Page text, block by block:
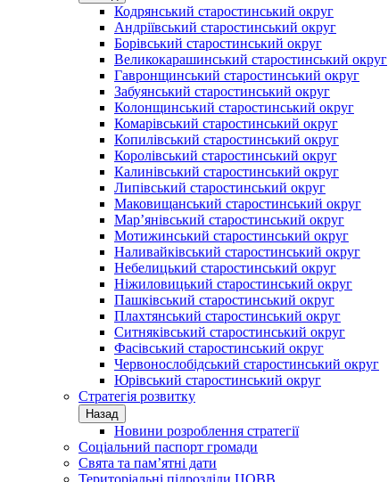
Кодрянський старостинський округ
Андріївський старостинський округ
Борівський старостинський округ
Великокарашинський старостинський округ
Гавронщинський старостинський округ
Забуянський старостинський округ
Колонщинський старостинський округ
Комарівський старостинський округ
Копилівський старостинський округ
Королівський старостинський округ
Калинівський старостинський округ
Липівський старостинський округ
Маковищанський старостинський округ
Мар’янівський старостинський округ
Мотижинський старостинський округ
Наливайківський старостинський округ
Небелицький старостинський округ
Ніжиловицький старостинський округ
Пашківський старостинський округ
Плахтянський старостинський округ
Ситняківський старостинський округ
Фасівський старостинський округ
Червонослобідський старостинський округ
Юрівський старостинський округ
Стратегія розвитку
Назад
Новини розроблення стратегії
Соціальний паспорт громади
Свята та пам’ятні дати
Територіальні підрозділи ЦОВВ